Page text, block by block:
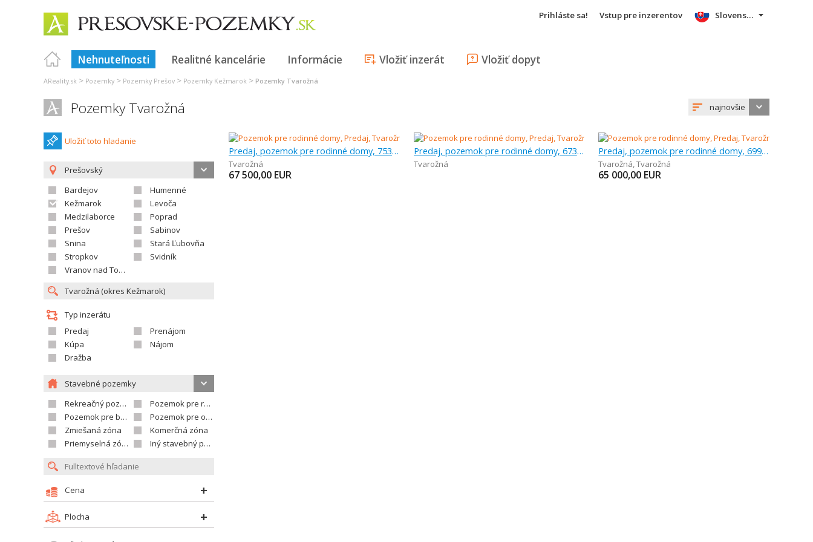
Prihláste sa! Vstup pre inzerentov
Nehnuteľnosti Realitné kancelárie Informácie Vložiť inzerát Vložiť dopyt
Slovensky
AReality.sk > Pozemky > Pozemky Prešov > Pozemky Kežmarok > Pozemky Tvarožná
Pozemky Tvarožná najnovšie
Uložiť toto hladanie
Prešovský
Bardejov
Humenné
Kežmarok
Levoča
Medzilaborce
Poprad
Prešov
Sabinov
Snina
Stará Ľubovňa
Stropkov
Svidník
Vranov nad Topľou
Typ inzerátu
Predaj
Prenájom
Kúpa
Nájom
Dražba
Stavebné pozemky
Rekreačný pozemok
Pozemok pre rodinné domy
Pozemok pre bytovú výstavbu
Pozemok pre občian.vybavenosť
Zmiešaná zóna
Komerčná zóna
Priemyselná zóna
Iný stavebný pozemok
Cena
Plocha
Predaj, pozemok pre rodinné domy, 753 m
Tvarožná
67 500,00 EUR
Predaj, pozemok pre rodinné domy, 673 m
Tvarožná
Predaj, pozemok pre rodinné domy, 699 m
Tvarožná,Tvarožná
65 000,00 EUR